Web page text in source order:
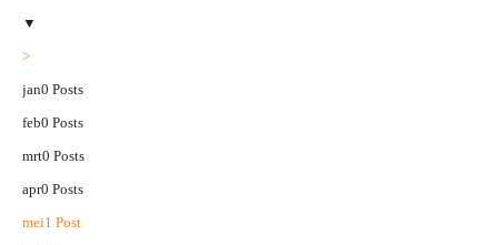
▼
>
jan0 Posts
feb0 Posts
mrt0 Posts
apr0 Posts
mei1 Post